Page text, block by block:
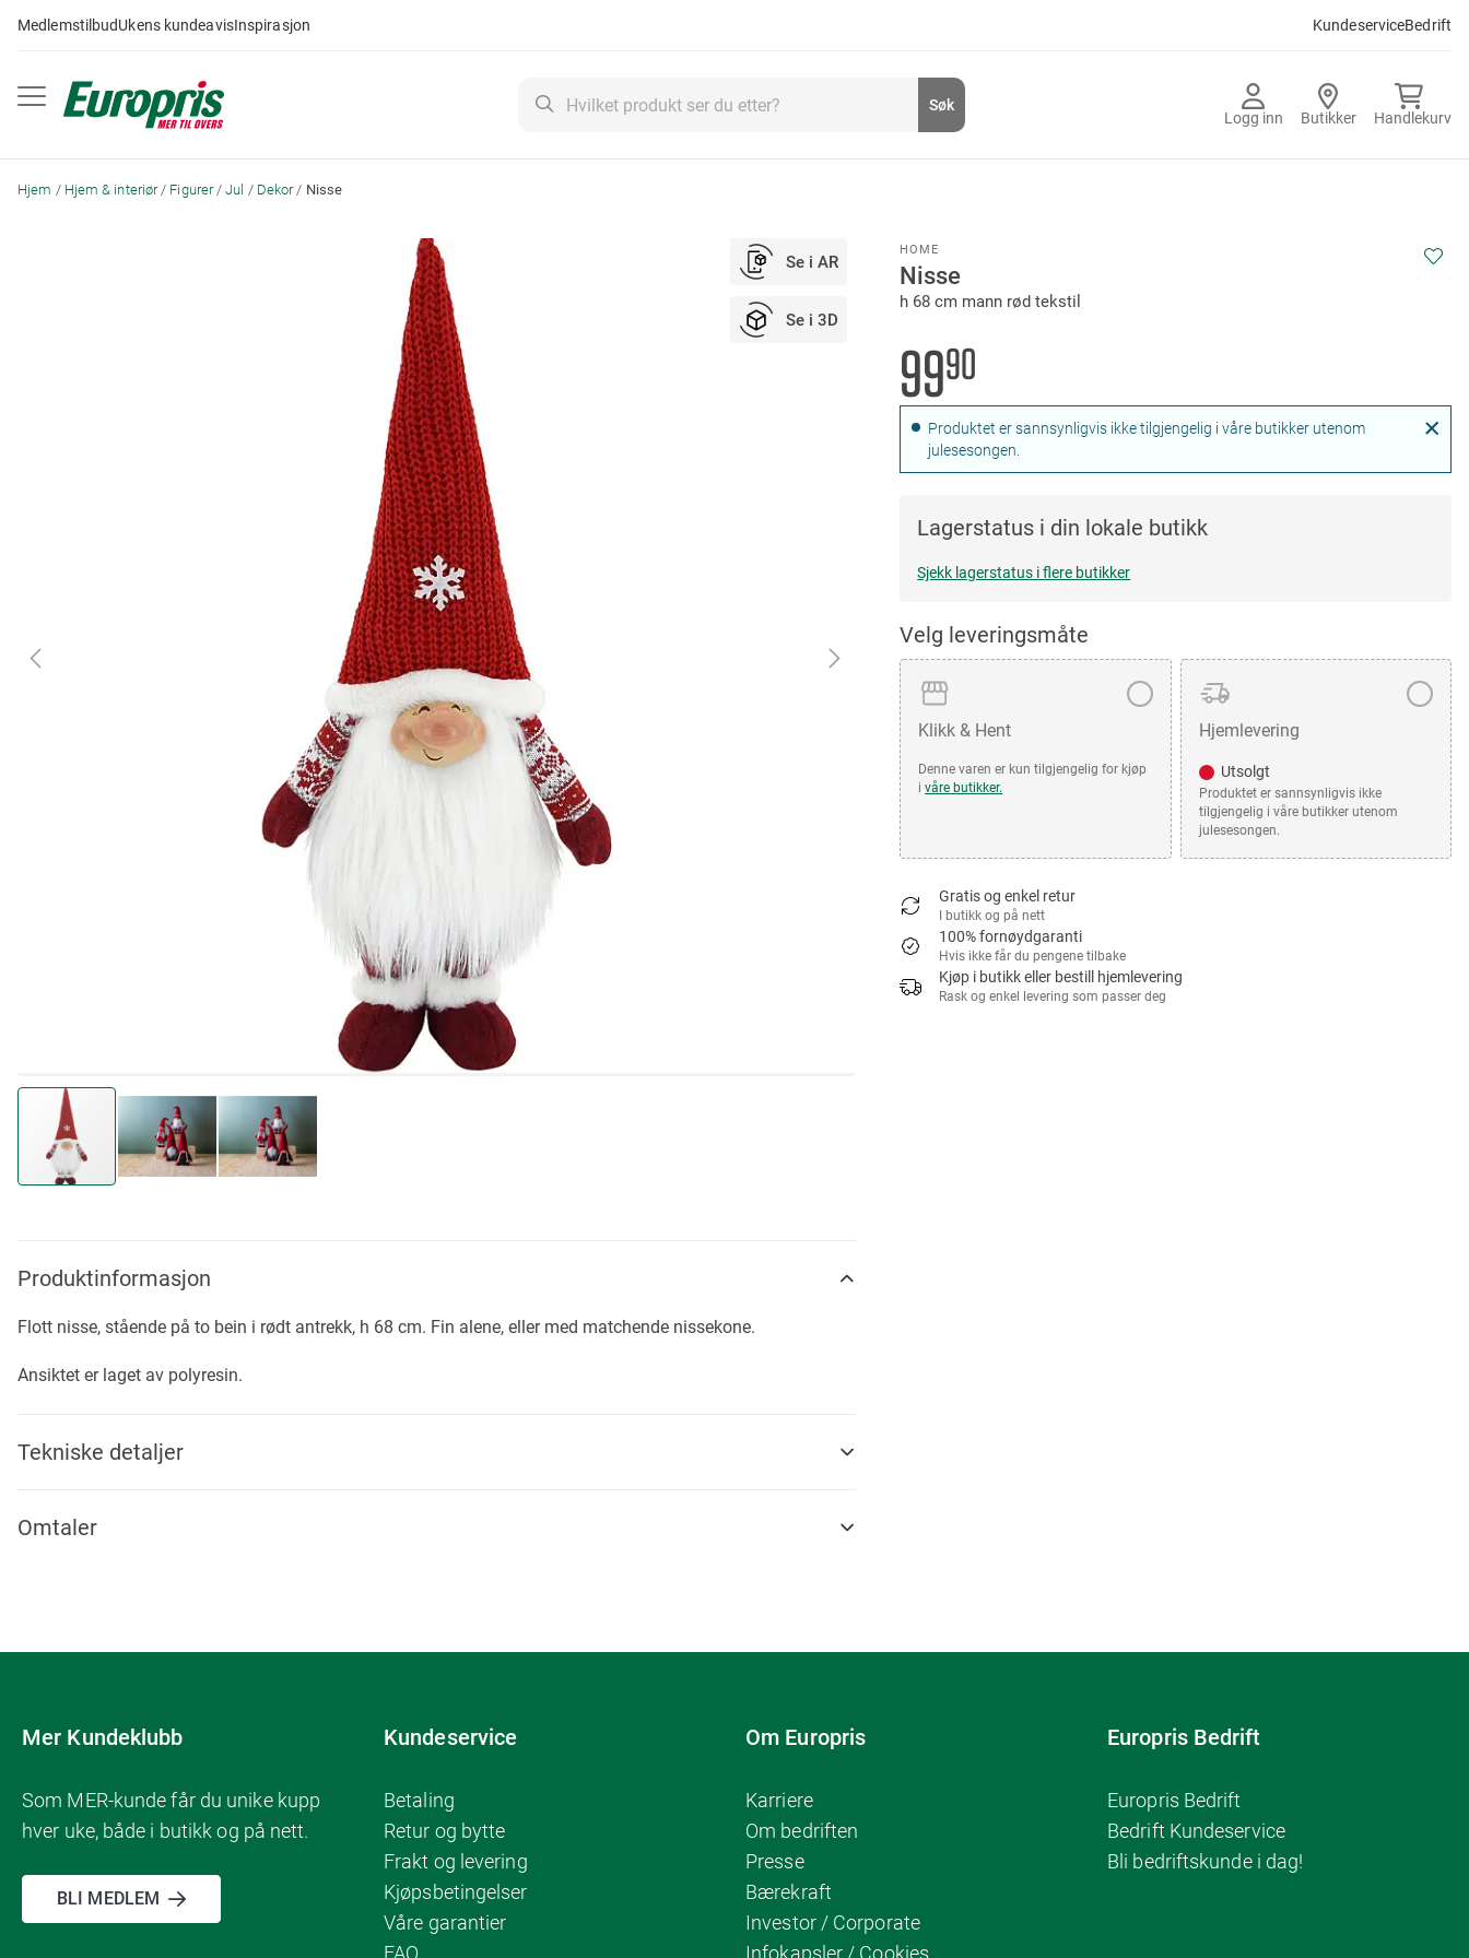
til
MedlemstilbudUkens kundeavisInspirasjon KundeserviceBedrift
Logg inn Butikker Handlekurv
Søk
Hjem Hjem & interiør Figurer Jul Dekor Nisse
HOME
Nisse
h 68 cm mann rød tekstil
9990
Produktet er sannsynligvis ikke tilgjengelig i våre butikker utenom
julesesongen.
Lagerstatus i din lokale butikk
Sjekk lagerstatus i flere butikker
Velg leveringsmåte
Klikk & Hent
Denne varen er kun tilgjengelig for kjøp
ivåre butikker.
Hjemlevering
Utsolgt
Produktet er sannsynligvis ikke
tilgjengelig i våre butikker utenom
julesesongen.
Gratis og enkel retur
I butikk og på nett
100% fornøydgaranti
Hvis ikke får du pengene tilbake
Kjøp i butikk eller bestill hjemlevering
Rask og enkel levering som passer deg
Se i AR
Se i 3D
the
beginning
the
gallery
Produktinformasjon
Flott nisse, stående på to bein i rødt antrekk, h 68 cm. Fin alene, eller med matchende nissekone.
Ansiktet er laget av polyresin.
Tekniske detaljer
Omtaler
Mer Kundeklubb
Som MER-kunde får du unike kupp
hver uke, både i butikk og på nett.
BLI MEDLEM
Kundeservice
Betaling
Retur og bytte
Frakt og levering
Kjøpsbetingelser
Våre garantier
FAQ
Om Europris
Karriere
Om bedriften
Presse
Bærekraft
Investor / Corporate
Infokapsler / Cookies
Europris Bedrift
Europris Bedrift
Bedrift Kundeservice
Bli bedriftskunde i dag!